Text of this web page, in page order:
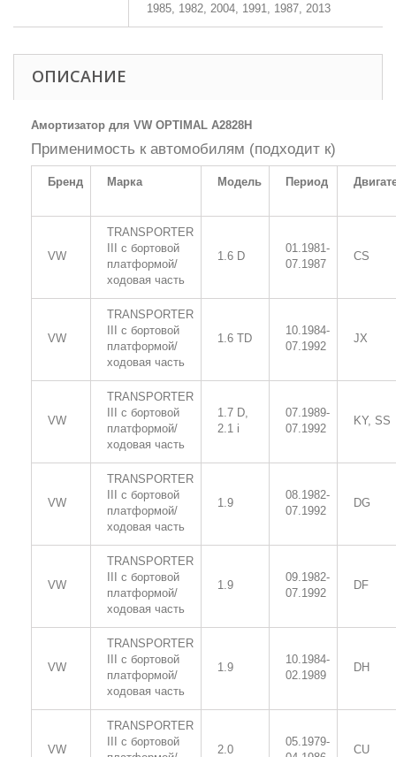
1985, 1982, 2004, 1991, 1987, 2013
ОПИСАНИЕ
Амортизатор для VW OPTIMAL A2828H
Применимость к автомобилям (подходит к)
Бренд Марка Модель Период
VW
TRANSPORTER
III c бортовой
платформой/
ходовая часть
1.6 D
01.1981-
07.1987
CS
VW
TRANSPORTER
III c бортовой
платформой/
ходовая часть
1.6 TD
10.1984-
07.1992
JX
VW
TRANSPORTER
III c бортовой
платформой/
ходовая часть
1.7 D,
2.1 i
07.1989-
07.1992
KY, SS
VW
TRANSPORTER
III c бортовой
платформой/
ходовая часть
1.9
08.1982-
07.1992
DG
VW
TRANSPORTER
III c бортовой
платформой/
ходовая часть
1.9
09.1982-
07.1992
DF
VW
TRANSPORTER
III c бортовой
платформой/
ходовая часть
1.9
10.1984-
02.1989
DH
VW
TRANSPORTER
III c бортовой
2.0
05.1979-
CU